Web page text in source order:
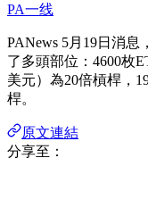
PA一线
PANews 5月19日消息
了多頭部位：4600枚
美元）為20倍槓桿，
桿。
原文連結
分享至：